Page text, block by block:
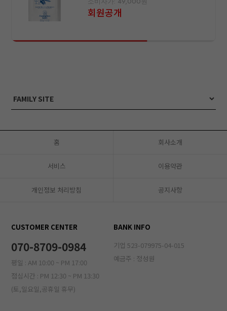
회원공개
홈 회사소개
서비스 이용약관
개인정보 처리방침 공지사항
CUSTOMER CENTER
070-8709-0984
평일 : AM 10:00 ~ PM 17:00
점심시간 : PM 12:30 ~ PM 13:30
(토,일요일,공휴일 휴무)
BANK INFO
기업 523-079975-04-015
예금주 : 정성원